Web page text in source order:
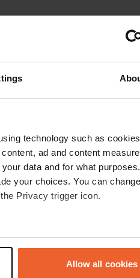
technology such as
ad and content
data and for what
your choices. You can
Privacy trigger icon.
to within several meters
in the
Allow all cookies
Ajouter
Vous êtes déjà venu ici ?